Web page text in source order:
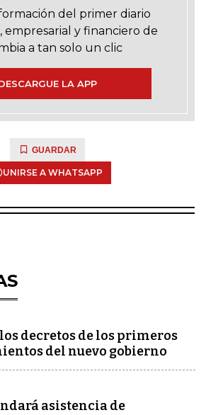
del primer diario
empresarial y financiero de
a tan solo un clic
LA APP
GUARDAR
UNIRSE A WHATSAPP
decretos de los primeros
del nuevo gobierno
asistencia de